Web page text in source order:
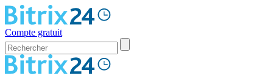
Compte gratuit